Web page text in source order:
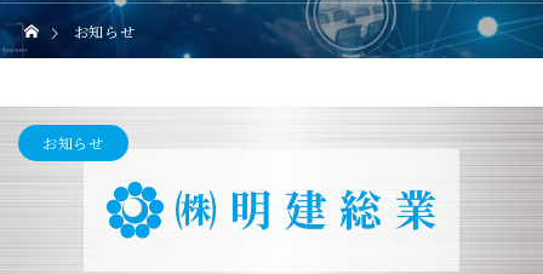
お知らせ
お知らせ